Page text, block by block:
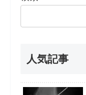
人気記事